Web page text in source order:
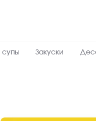
супы Закуски